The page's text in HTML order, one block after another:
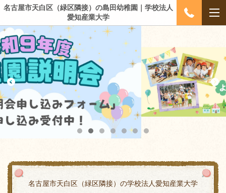
名古屋市天白区（緑区隣接）の島田幼稚園｜学校法人
愛知産業大学
名古屋市天白区（緑区隣接）の学校法人愛知産業大学